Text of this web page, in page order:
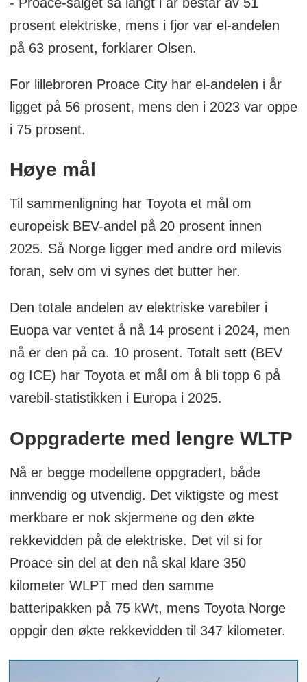
prosent elektriske, mens i fjor var el-andelen
på 63 prosent, forklarer Olsen.
For lillebroren Proace City har el-andelen i år
ligget på 56 prosent, mens den i 2023 var oppe
i 75 prosent.
Høye mål
Til sammenligning har Toyota et mål om
europeisk BEV-andel på 20 prosent innen
2025. Så Norge ligger med andre ord milevis
foran, selv om vi synes det butter her.
Den totale andelen av elektriske varebiler i
Euopa var ventet å nå 14 prosent i 2024, men
nå er den på ca. 10 prosent. Totalt sett (BEV
og ICE) har Toyota et mål om å bli topp 6 på
varebil-statistikken i Europa i 2025.
Oppgraderte med lengre WLTP
Nå er begge modellene oppgradert, både
innvendig og utvendig. Det viktigste og mest
merkbare er nok skjermene og den økte
rekkevidden på de elektriske. Det vil si for
Proace sin del at den nå skal klare 350
kilometer WLPT med den samme
batteripakken på 75 kWt, mens Toyota Norge
oppgir den økte rekkevidden til 347 kilometer.